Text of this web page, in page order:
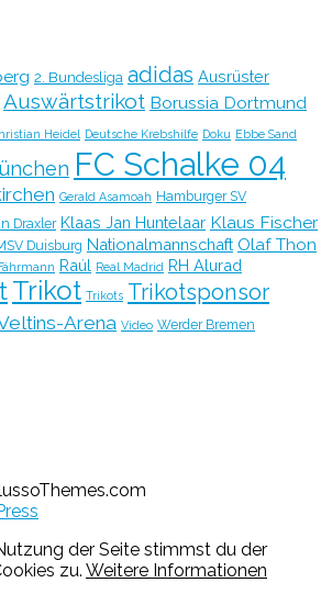
2. Bundesliga adidas Ausrüster
Auswärtstrikot Borussia Dortmund
Heidel Deutsche Krebshilfe Doku Ebbe Sand
FC Schalke 04
Gerald Asamoah Hamburger SV
Draxler Klaas Jan Huntelaar Klaus Fischer
Duisburg Nationalmannschaft Olaf Thon
Raúl Real Madrid RH Alurad
Trikot Trikots Trikotsponsor
Arena Video Werder Bremen
der Seite stimmst du der
zu. Weitere Informationen